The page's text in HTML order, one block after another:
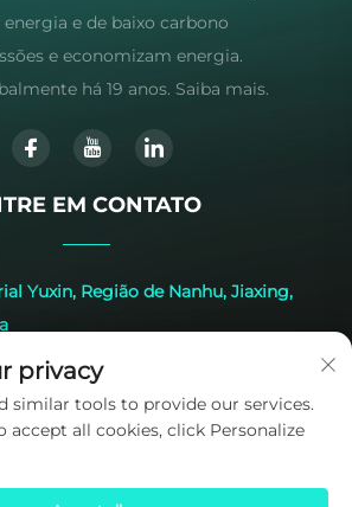
e de baixo carbono
e economizam energia.
há 19 anos. Saiba mais.
EM CONTATO
Yuxin, Região de Nanhu, Jiaxing,
+86-573-83224422
[email protected]
privacy
similar tools to provide our services.
accept all cookies, click Personalize